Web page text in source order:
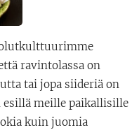
ravintolassa on
tai jopa siideriä on
esillä meille paikallisille
kuin juomia